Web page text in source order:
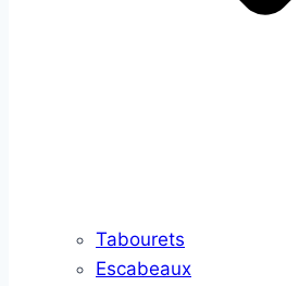
Tabourets
Escabeaux